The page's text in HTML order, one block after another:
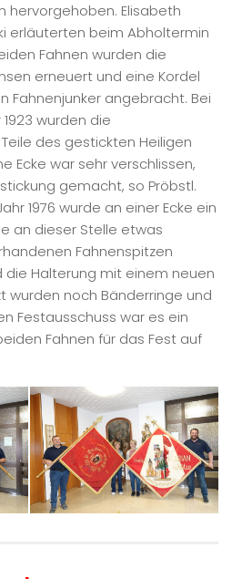
hervorgehoben. Elisabeth
erläuterten beim Abholtermin
Fahnen wurden die
erneuert und eine Kordel
Fahnenjunker angebracht. Bei
wurden die
des gestickten Heiligen
Ecke war sehr verschlissen,
gemacht, so Pröbstl.
1976 wurde an einer Ecke ein
an dieser Stelle etwas
Fahnenspitzen
Halterung mit einem neuen
wurden noch Bänderringe und
Festausschuss war es ein
Fahnen für das Fest auf